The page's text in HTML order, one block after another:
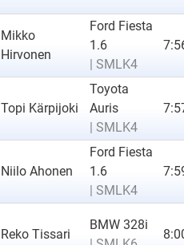
Mikko
Hirvonen
Ford Fiesta
1.6
| SMLK4
Topi Kärpijoki
Toyota
Auris
| SMLK4
Niilo Ahonen
Ford Fiesta
1.6
| SMLK4
Reko Tissari
BMW 328i